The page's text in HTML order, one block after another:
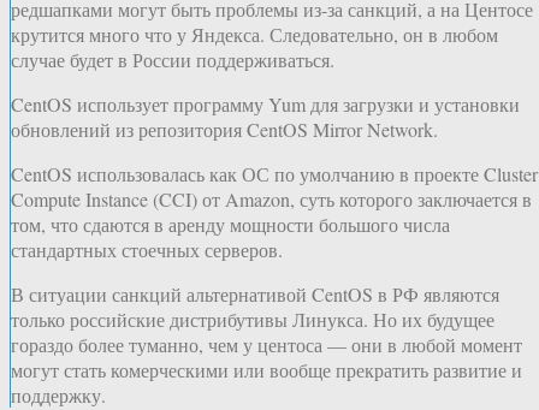
редшапками могут быть проблемы из-за санкций, а на Центосе
крутится много что у Яндекса. Следовательно, он в любом
случае будет в России поддерживаться.
CentOS использует программу Yum для загрузки и установки
обновлений из репозитория CentOS Mirror Network.
CentOS использовалась как ОС по умолчанию в проекте Cluster
Compute Instance (CCI) от Amazon, суть которого заключается в
том, что сдаются в аренду мощности большого числа
стандартных стоечных серверов.
В ситуации санкций альтернативой CentOS в РФ являются
только российские дистрибутивы Линукса. Но их будущее
гораздо более туманно, чем у центоса — они в любой момент
могут стать комерческими или вообще прекратить развитие и
поддержку.